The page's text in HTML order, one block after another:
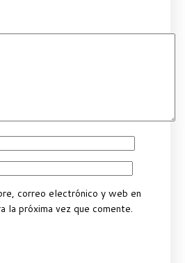
correo electrónico y web en
la próxima vez que comente.